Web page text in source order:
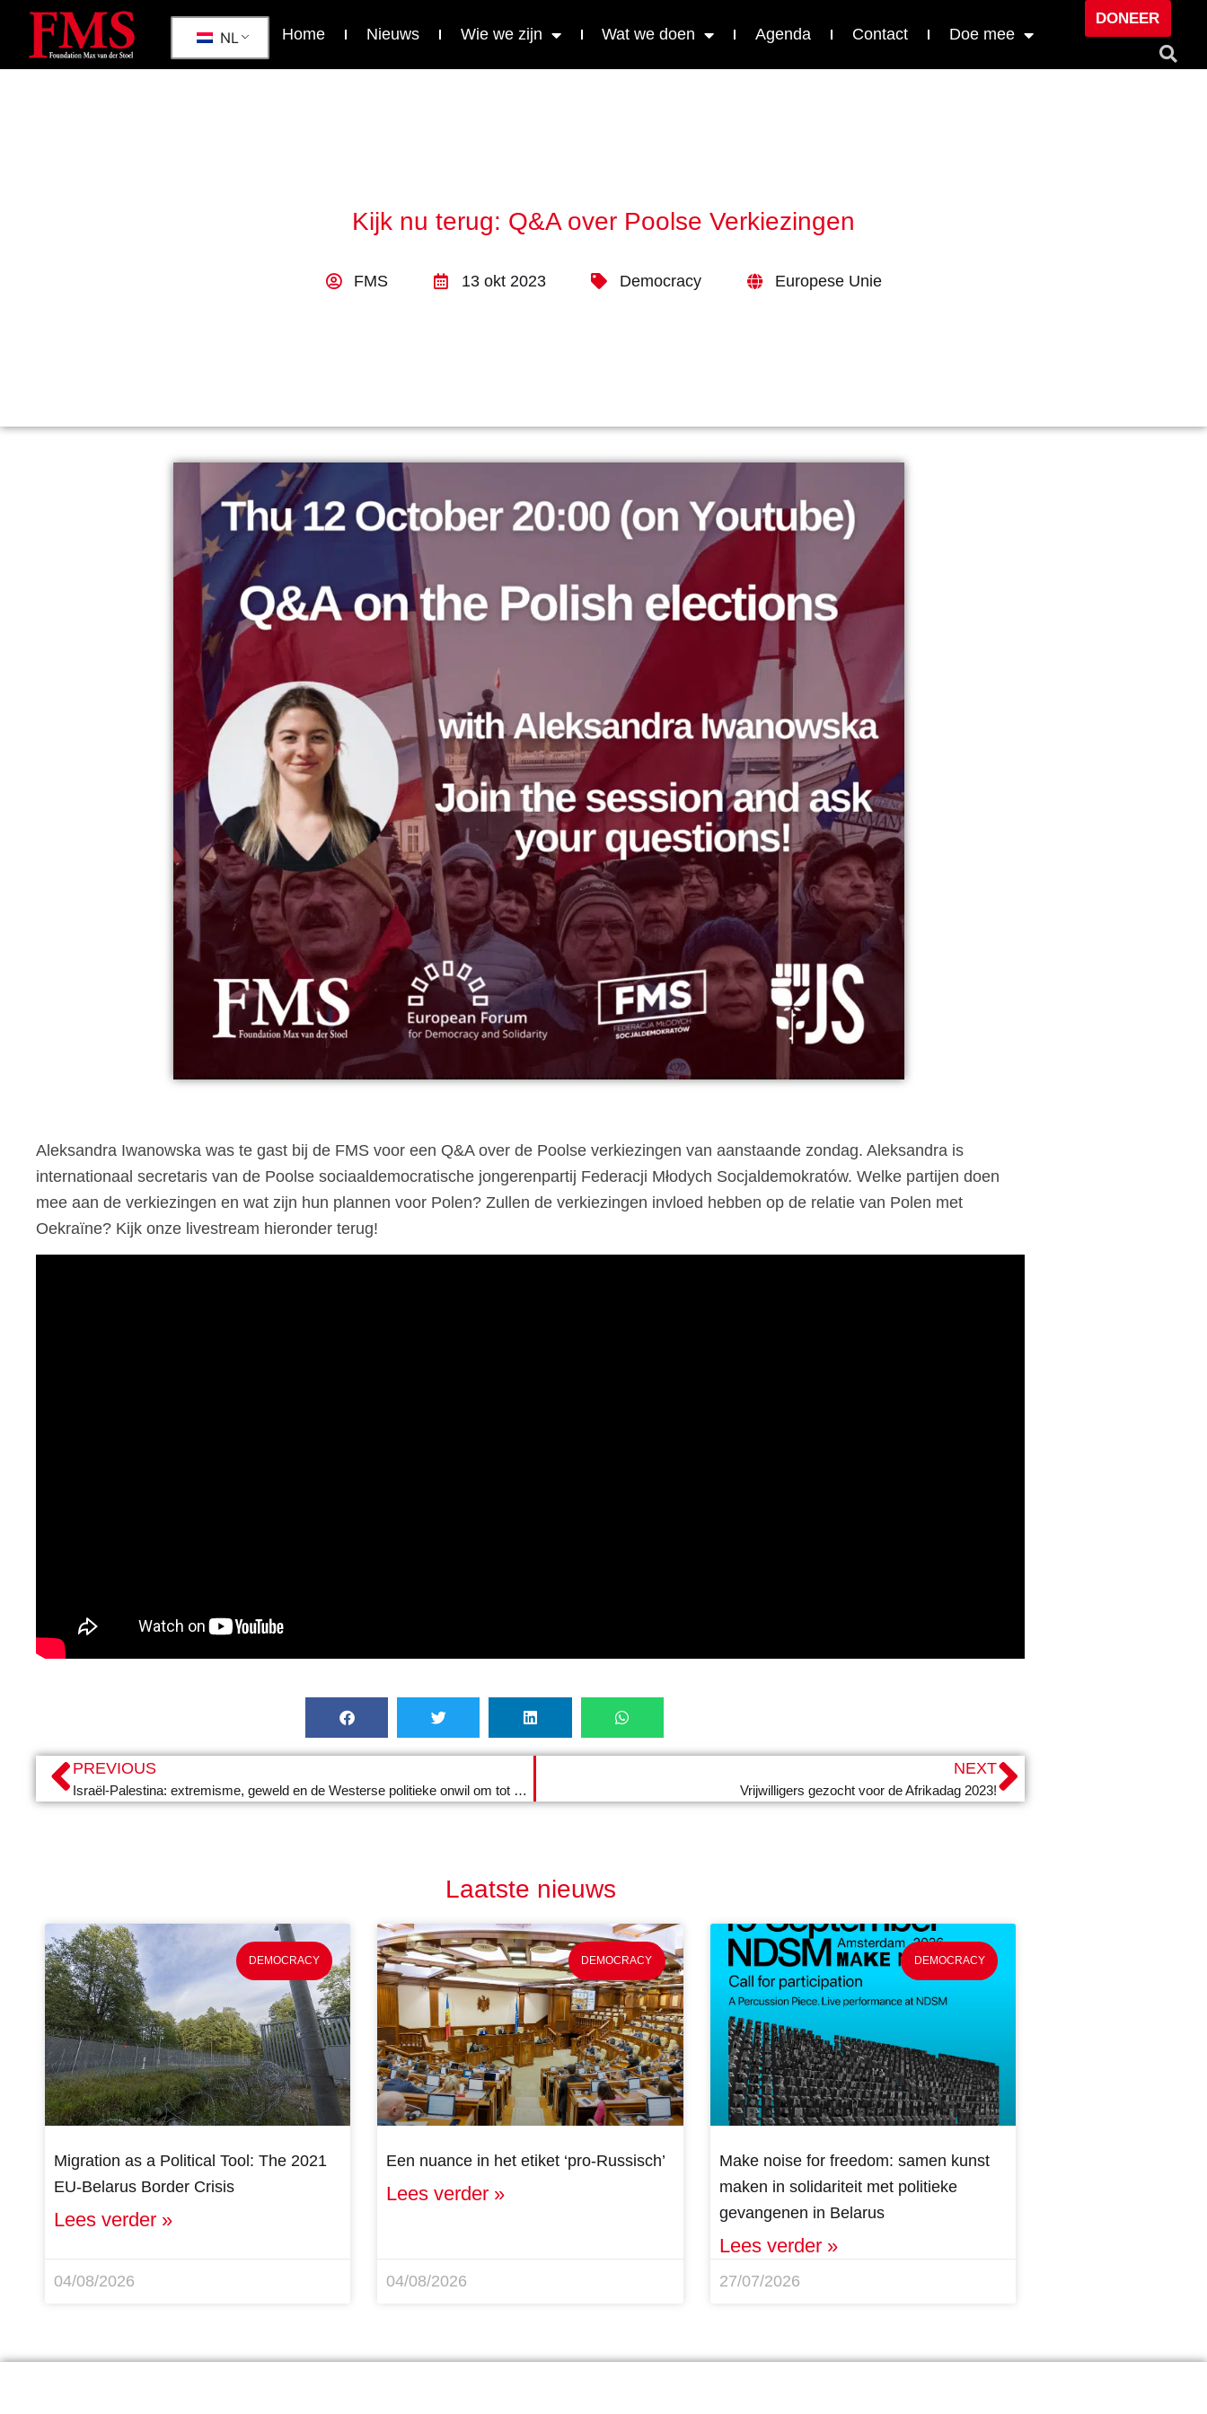
NL Home Nieuws Wie we zijn Wat we doen Agenda Contact Doe mee
DONEER
Kijk nu terug: Q&A over Poolse Verkiezingen
FMS 13 okt 2023 Democracy Europese Unie
Aleksandra Iwanowska was te gast bij de FMS voor een Q&A over de Poolse verkiezingen van aanstaande zondag. Aleksandra is
internationaal secretaris van de Poolse sociaaldemocratische jongerenpartij Federacji Młodych Socjaldemokratów. Welke partijen doen
mee aan de verkiezingen en wat zijn hun plannen voor Polen? Zullen de verkiezingen invloed hebben op de relatie van Polen met
Oekraïne? Kijk onze livestream hieronder terug!
PREVIOUS
Israël-Palestina: extremisme, geweld en de Westerse politieke onwil om tot een duurzame oplossing te komen
NEXT
Vrijwilligers gezocht voor de Afrikadag 2023!
Laatste nieuws
DEMOCRACY
Migration as a Political Tool: The 2021
EU-Belarus Border Crisis
Lees verder »
04/08/2026
DEMOCRACY
Een nuance in het etiket ‘pro-Russisch’
Lees verder »
04/08/2026
DEMOCRACY
Make noise for freedom: samen kunst
maken in solidariteit met politieke
gevangenen in Belarus
Lees verder »
27/07/2026